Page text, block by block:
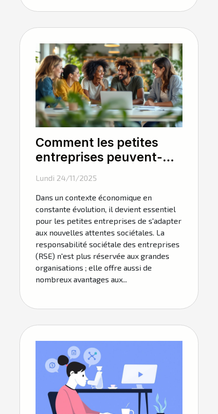
Comment les petites
entreprises peuvent-
elles tirer profit de la
RSE ?
Lundi 24/11/2025
Dans un contexte économique en
constante évolution, il devient essentiel
pour les petites entreprises de s'adapter
aux nouvelles attentes sociétales. La
responsabilité sociétale des entreprises
(RSE) n'est plus réservée aux grandes
organisations ; elle offre aussi de
nombreux avantages aux...